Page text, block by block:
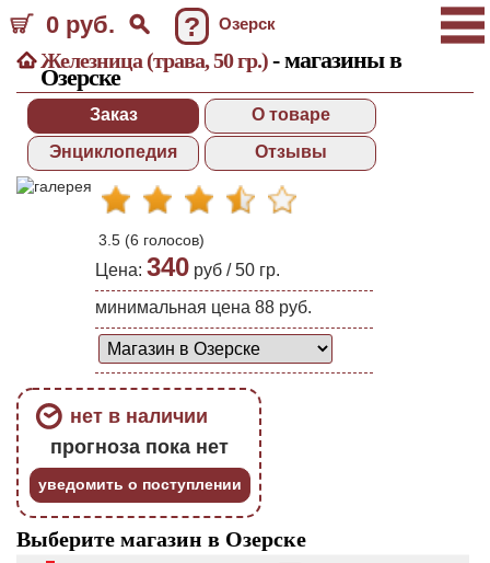
0 руб. ? Озерск
Железница (трава, 50 гр.)- магазины в
Озерске
Заказ
О товаре
Энциклопедия
Отзывы
3.5 (6 голосов)
Цена: 340 руб /50 гр.
минимальная цена 88 руб.
нет в наличии
прогноза пока нет
уведомить о поступлении
Выберите магазин в Озерске